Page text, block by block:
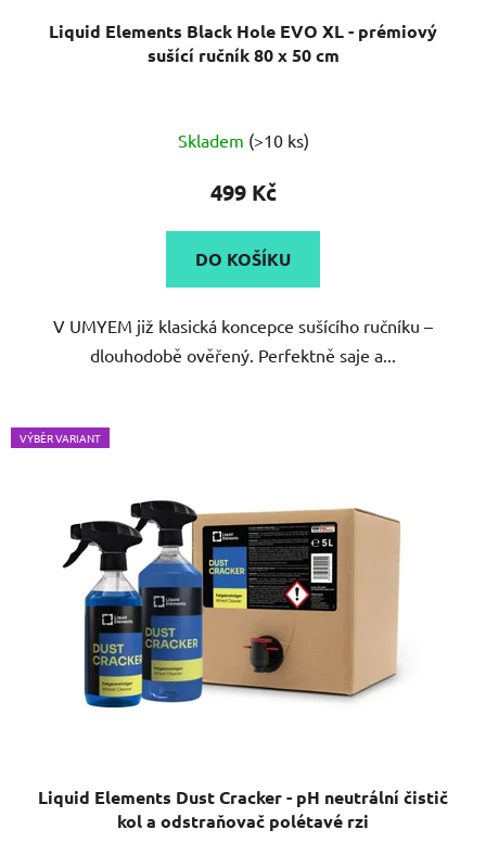
Liquid Elements Black Hole EVO XL - prémiový
sušící ručník 80 x 50 cm
hodnocení
produktu
4,9
z
hvězdiček.
Skladem (>10 ks)
499 Kč
DO KOŠÍKU
V UMYEM již klasická koncepce sušícího ručníku –
dlouhodobě ověřený. Perfektně saje a...
VÝBĚR VARIANT
Liquid Elements Dust Cracker - pH neutrální čistič
kol a odstraňovač polétavé rzi